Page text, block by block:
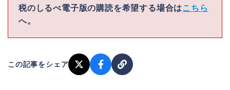
税のしるべ電子版の購読を希望する場合は こちら
へ。
この記事をシェア